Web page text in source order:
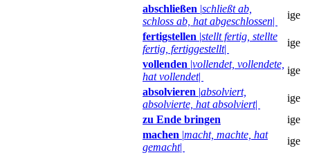
abschließen |schließt ab,
schloss ab, hat abgeschlossen|
ige
fertigstellen |stellt fertig, stellte
fertig, fertiggestellt|
ige
vollenden |vollendet, vollendete,
hat vollendet|
ige
absolvieren |absolviert,
absolvierte, hat absolviert|
ige
zu Ende bringen
ige
machen |macht, machte, hat
gemacht|
ige